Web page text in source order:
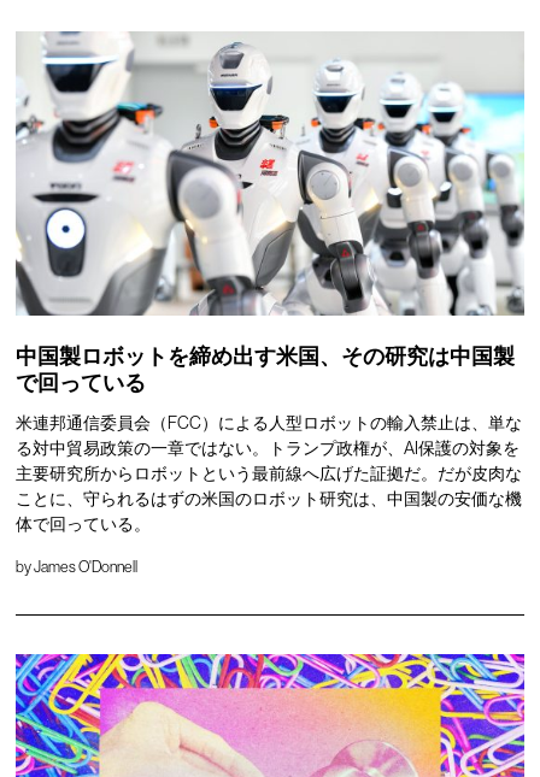
中国製ロボットを締め出す米国、その研究は中国製
で回っている
米連邦通信委員会（FCC）による人型ロボットの輸入禁止は、単な
る対中貿易政策の一章ではない。トランプ政権が、AI保護の対象を
主要研究所からロボットという最前線へ広げた証拠だ。だが皮肉な
ことに、守られるはずの米国のロボット研究は、中国製の安価な機
体で回っている。
byJames O'Donnell